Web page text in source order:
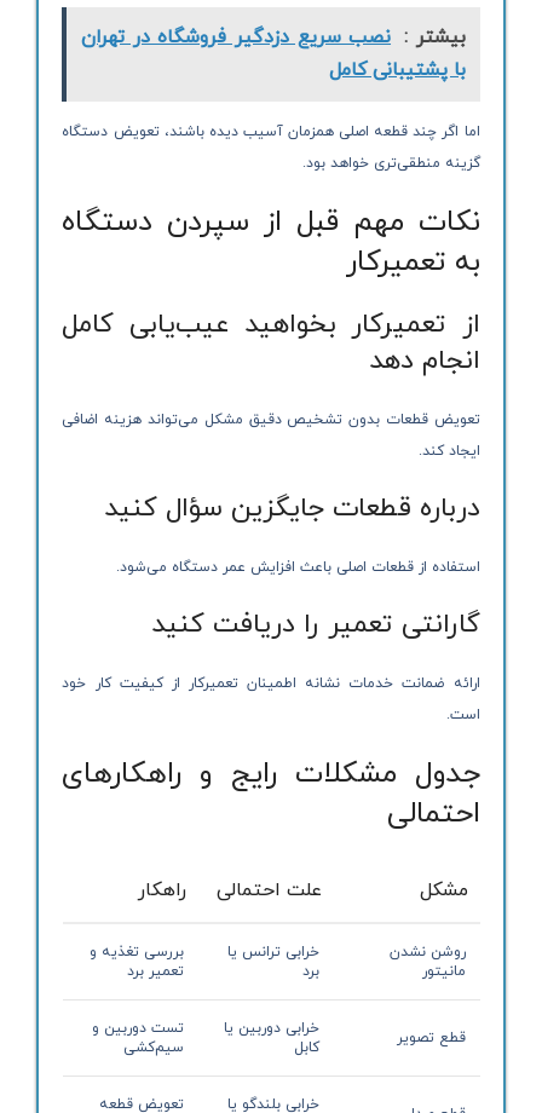
بیشتر : نصب سریع دزدگیر فروشگاه در تهران
با پشتیبانی کامل
اما اگر چند قطعه اصلی همزمان آسیب دیده باشند، تعویض دستگاه
گزینه منطقی‌تری خواهد بود.
نکات مهم قبل از سپردن دستگاه
به تعمیرکار
از تعمیرکار بخواهید عیب‌یابی کامل
انجام دهد
تعویض قطعات بدون تشخیص دقیق مشکل می‌تواند هزینه اضافی
ایجاد کند.
درباره قطعات جایگزین سؤال کنید
استفاده از قطعات اصلی باعث افزایش عمر دستگاه می‌شود.
گارانتی تعمیر را دریافت کنید
ارائه ضمانت خدمات نشانه اطمینان تعمیرکار از کیفیت کار خود
است.
جدول مشکلات رایج و راهکارهای
احتمالی
مشکل علت احتمالی راهکار
روشن نشدن
مانیتور
خرابی ترانس یا
برد
بررسی تغذیه و
تعمیر برد
قطع تصویر
خرابی دوربین یا
کابل
تست دوربین و
سیم‌کشی
خرابی بلندگو یا تعویض قطعه